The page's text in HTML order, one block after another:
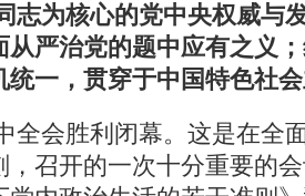
志为核心的党中央权威与
从严治党的题中应有之义
统一，贯穿于中国特色社
全会胜利闭幕。这是在全
，召开的一次十分重要的